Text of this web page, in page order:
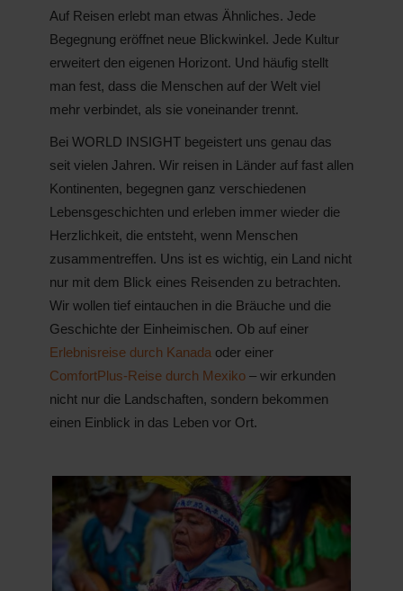
Auf Reisen erlebt man etwas Ähnliches. Jede
Begegnung eröffnet neue Blickwinkel. Jede Kultur
erweitert den eigenen Horizont. Und häufig stellt
man fest, dass die Menschen auf der Welt viel
mehr verbindet, als sie voneinander trennt.
Bei WORLD INSIGHT begeistert uns genau das
seit vielen Jahren. Wir reisen in Länder auf fast allen
Kontinenten, begegnen ganz verschiedenen
Lebensgeschichten und erleben immer wieder die
Herzlichkeit, die entsteht, wenn Menschen
zusammentreffen. Uns ist es wichtig, ein Land nicht
nur mit dem Blick eines Reisenden zu betrachten.
Wir wollen tief eintauchen in die Bräuche und die
Geschichte der Einheimischen. Ob auf einer
Erlebnisreise durch Kanada oder einer
ComfortPlus-Reise durch Mexiko – wir erkunden
nicht nur die Landschaften, sondern bekommen
einen Einblick in das Leben vor Ort.